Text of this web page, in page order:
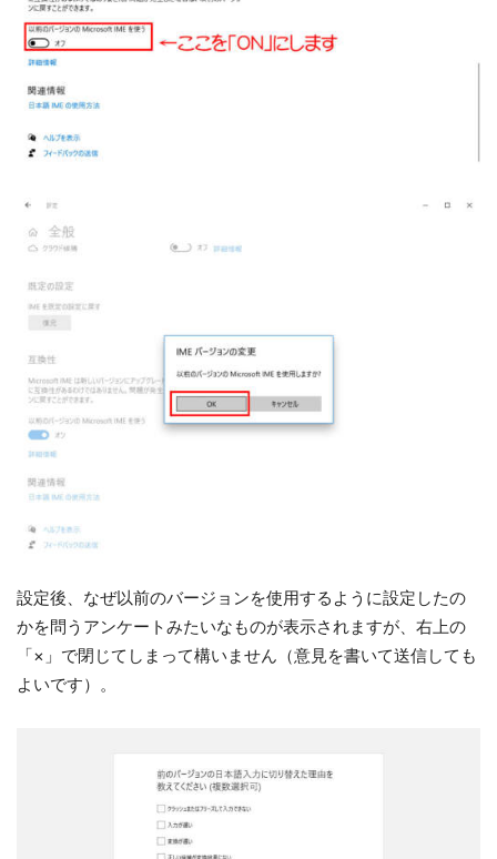
設定後、なぜ以前のバージョンを使用するように設定したの
かを問うアンケートみたいなものが表示されますが、右上の
「×」で閉じてしまって構いません（意見を書いて送信しても
よいです）。